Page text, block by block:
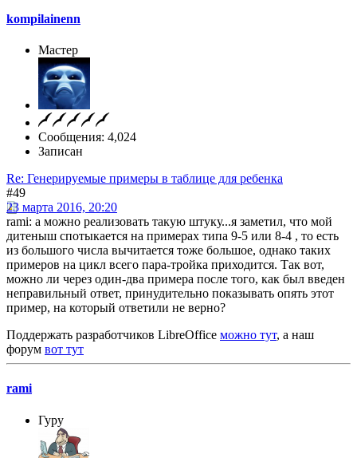
kompilainenn
Мастер
Сообщения: 4,024
Записан
Re: Генерируемые примеры в таблице для ребенка
#49
23 марта 2016, 20:20
rami: а можно реализовать такую штуку...я заметил, что мой
дитеныш спотыкается на примерах типа 9-5 или 8-4 , то есть
из большого числа вычитается тоже большое, однако таких
примеров на цикл всего пара-тройка приходится. Так вот,
можно ли через один-два примера после того, как был введен
неправильный ответ, принудительно показывать опять этот
пример, на который ответили не верно?
Поддержать разработчиков LibreOffice можно тут, а наш
форум вот тут
rami
Гуру